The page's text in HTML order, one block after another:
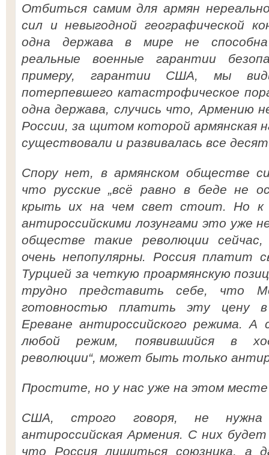
Отбиться самим для армян
сил и невыгодной географической
одна держава в мире не
реальные военные гарантии
примеру, гарантии США, мы
потерпевшего катастрофическое
одна держава, случись что, Армению
России, за щитом которой армянская
существовали и развивалась все
Спору нет, в армянском обществе
что русские „всё равно в беде не
крыть их на чем свет стоит. Но к
антироссийскими лозунгами это уже
обществе такие революции
очень непопулярны. Россия платит
Турцией за четкую проармянскую
трудно представить себе, что
готовностью платить эту цену в
Ереване антироссийского режима. А
любой режим, появившийся в
революции“, может быть только
Простите, но у нас уже на этом месте
США, строго говоря, не нужна
антироссийская Армения. С них
что Россия лишиться союзника,